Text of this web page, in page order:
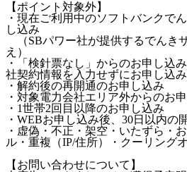
【ポイント対象外】
・現在ご利用中のソフトバンクで
し込み
（SBパワー社が提供するでんき
え）
・「検針票なし」からのお申し込
社契約情報を入力せずにお申し込み
・解約後の再開通のお申し込み
・対象電力会社エリア外からのお
・1世帯2回目以降のお申し込み
・WEBお申し込み後、30日以内の
・虚偽・不正・架空・いたずら・
ル・重複（IP/住所）・クーリング
【お問い合わせについて】